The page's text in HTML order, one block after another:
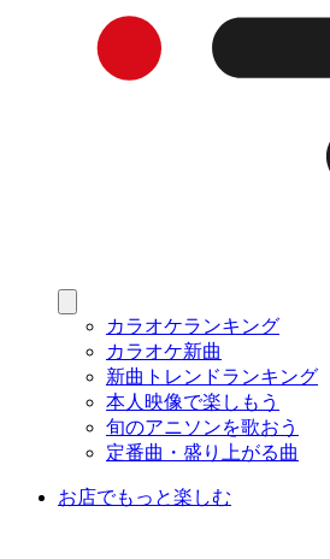
カラオケランキング
カラオケ新曲
新曲トレンドランキング
本人映像で楽しもう
旬のアニソンを歌おう
定番曲・盛り上がる曲
お店でもっと楽しむ